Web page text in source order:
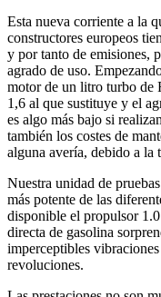
Esta nueva corriente a la
constructores europeos
y por tanto de emisiones,
agrado de uso.
motor de un litro turbo de
1,6 al que sustituye y el
es algo más bajo si
también los costes de
alguna avería, debido a la
Nuestra unidad de
más potente de las
disponible el propulsor
directa de gasolina
imperceptibles
revoluciones.